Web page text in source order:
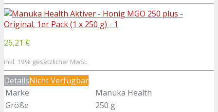
26,21 €
inkl. 19% gesetzlicher MwSt.
DetailsNicht Verfügbar
Marke
Manuka Health
Größe
250 g